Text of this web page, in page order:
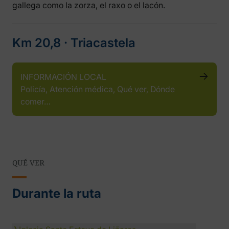
gallega como la zorza, el raxo o el lacón.
Km 20,8 ‧ Triacastela
INFORMACIÓN LOCAL
Policía, Atención médica, Qué ver, Dónde
comer…
QUÉ VER
Durante la ruta